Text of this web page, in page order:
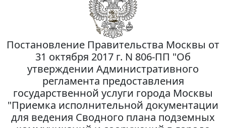
Постановление Правительства Москвы от
31 октября 2017 г. N 806-ПП "Об
утверждении Административного
регламента предоставления
государственной услуги города Москвы
"Приемка исполнительной документации
для ведения Сводного плана подземных